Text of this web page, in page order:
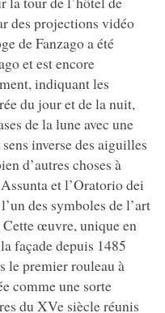
des projections vidéo
de Fanzago a été
et est encore
indiquant les
du jour et de la nuit,
de la lune avec une
inverse des aiguilles
d’autres choses à
et l’Oratorio dei
des symboles de l’art
Cette œuvre, unique en
façade depuis 1485
le premier rouleau à
comme une sorte
du XVe siècle réunis